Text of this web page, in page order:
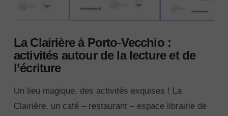
La Clairière à Porto-Vecchio :
activités autour de la lecture et de
l’écriture
Un lieu magique, des activités exquises ! La
Clairière, un café – restaurant – espace librairie de